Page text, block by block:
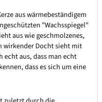
aus wärmebeständigem
"Wachsspiegel"
aus wie geschmolzenes,
wirkender Docht sieht mit
echt aus, dass man echt
dass es sich um eine